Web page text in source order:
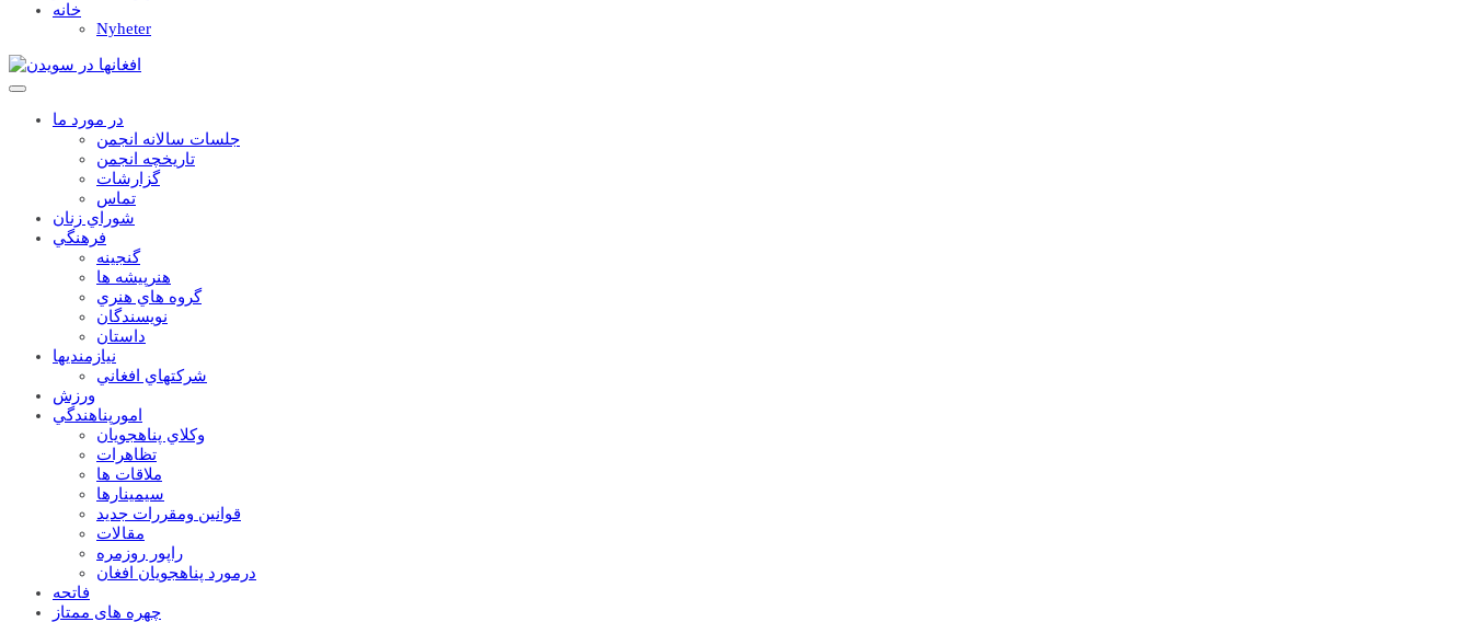
خانه
Nyheter
در مورد ما
جلسات سالانه انجمن
تاریخچه انجمن
گزارشات
تماس
شوراي زنان
فرهنگي
گنجينه
هنرپيشه ها
گروه هاي هنري
نويسندگان
داستان
نيازمنديها
شرکتهاي افغاني
ورزش
امورپناهندگي
وکلاي پناهجويان
تظاهرات
ملاقات ها
سيمينارها
قوانين ومقررات جديد
مقالات
راپور روزمره
درمورد پناهجويان افغان
فاتحه
چهره های ممتاز